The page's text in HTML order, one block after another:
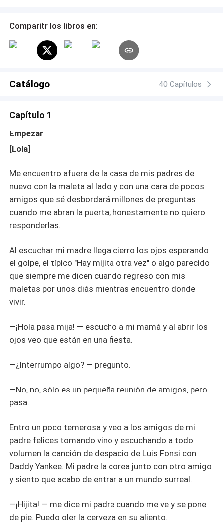
Comparitr los libros en:
Catálogo 40 Capítulos
Capítulo 1
Empezar
[Lola]
Me encuentro afuera de la casa de mis padres de
nuevo con la maleta al lado y con una cara de pocos
amigos que sé desbordará millones de preguntas
cuando me abran la puerta; honestamente no quiero
responderlas.
Al escuchar mi madre llega cierro los ojos esperando
el golpe, el típico "Hay mijita otra vez" o algo parecido
que siempre me dicen cuando regreso con mis
maletas por unos diás mientras encuentro donde
vivir.
—¡Hola pasa mija! — escucho a mi mamá y al abrir los
ojos veo que están en una fiesta.
—¿Interrumpo algo? — pregunto.
—No, no, sólo es un pequeña reunión de amigos, pero
pasa.
Entro un poco temerosa y veo a los amigos de mi
padre felices tomando vino y escuchando a todo
volumen la canción de despacio de Luis Fonsi con
Daddy Yankee. Mi padre la corea junto con otro amigo
y siento que acabo de entrar a un mundo surreal.
—¡Hijita! — me dice mi padre cuando me ve y se pone
de pie. Puedo oler la cerveza en su aliento.